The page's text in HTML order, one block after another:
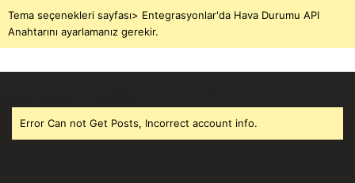
Tema seçenekleri sayfası> Entegrasyonlar'da Hava Durumu API
Anahtarını ayarlamanız gerekir.
Error Can not Get Posts, Incorrect account info.